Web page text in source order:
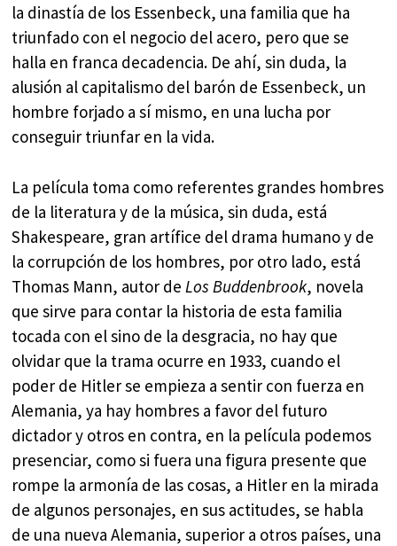
la dinastía de los Essenbeck, una familia que ha
triunfado con el negocio del acero, pero que se
halla en franca decadencia. De ahí, sin duda, la
alusión al capitalismo del barón de Essenbeck, un
hombre forjado a sí mismo, en una lucha por
conseguir triunfar en la vida.
La película toma como referentes grandes hombres
de la literatura y de la música, sin duda, está
Shakespeare, gran artífice del drama humano y de
la corrupción de los hombres, por otro lado, está
Thomas Mann, autor deLos Buddenbrook, novela
que sirve para contar la historia de esta familia
tocada con el sino de la desgracia, no hay que
olvidar que la trama ocurre en 1933, cuando el
poder de Hitler se empieza a sentir con fuerza en
Alemania, ya hay hombres a favor del futuro
dictador y otros en contra, en la película podemos
presenciar, como si fuera una figura presente que
rompe la armonía de las cosas, a Hitler en la mirada
de algunos personajes, en sus actitudes, se habla
de una nueva Alemania, superior a otros países, una